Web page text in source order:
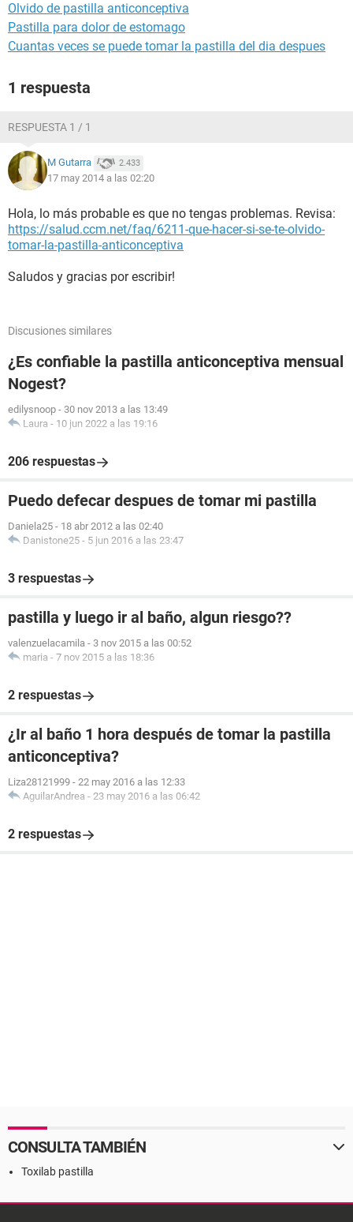
Olvido de pastilla anticonceptiva
Pastilla para dolor de estomago
Cuantas veces se puede tomar la pastilla del dia despues
1 respuesta
RESPUESTA 1 / 1
M Gutarra 2.433
17 may 2014 a las 02:20
Hola, lo más probable es que no tengas problemas. Revisa:
https://salud.ccm.net/faq/6211-que-hacer-si-se-te-olvido-
tomar-la-pastilla-anticonceptiva
Saludos y gracias por escribir!
Discusiones similares
¿Es confiable la pastilla anticonceptiva mensual
Nogest?
edilysnoop - 30 nov 2013 a las 13:49
Laura - 10 jun 2022 a las 19:16
206 respuestas
Puedo defecar despues de tomar mi pastilla
Daniela25 - 18 abr 2012 a las 02:40
Danistone25 - 5 jun 2016 a las 23:47
3 respuestas
pastilla y luego ir al baño, algun riesgo??
valenzuelacamila - 3 nov 2015 a las 00:52
maria - 7 nov 2015 a las 18:36
2 respuestas
¿Ir al baño 1 hora después de tomar la pastilla
anticonceptiva?
Liza28121999 - 22 may 2016 a las 12:33
AguilarAndrea - 23 may 2016 a las 06:42
2 respuestas
CONSULTA TAMBIÉN
Toxilab pastilla